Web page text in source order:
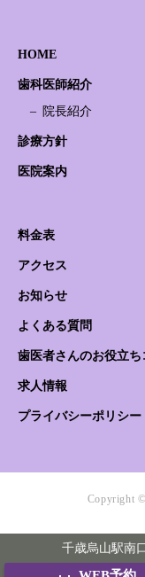
千歳烏山駅南
HOME
歯科医師紹介
院長紹介
診療方針
医院案内
料金表
アクセス
お知らせ
よくある質問
歯医者さんのお役立ち
求人情報
プライバシーポリシー
Copyright